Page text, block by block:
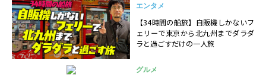
エンタメ
【34時間の船旅】自販機しかないフ
ェリーで東京から北九州までダラダ
ラと過ごすだけの一人旅
グルメ